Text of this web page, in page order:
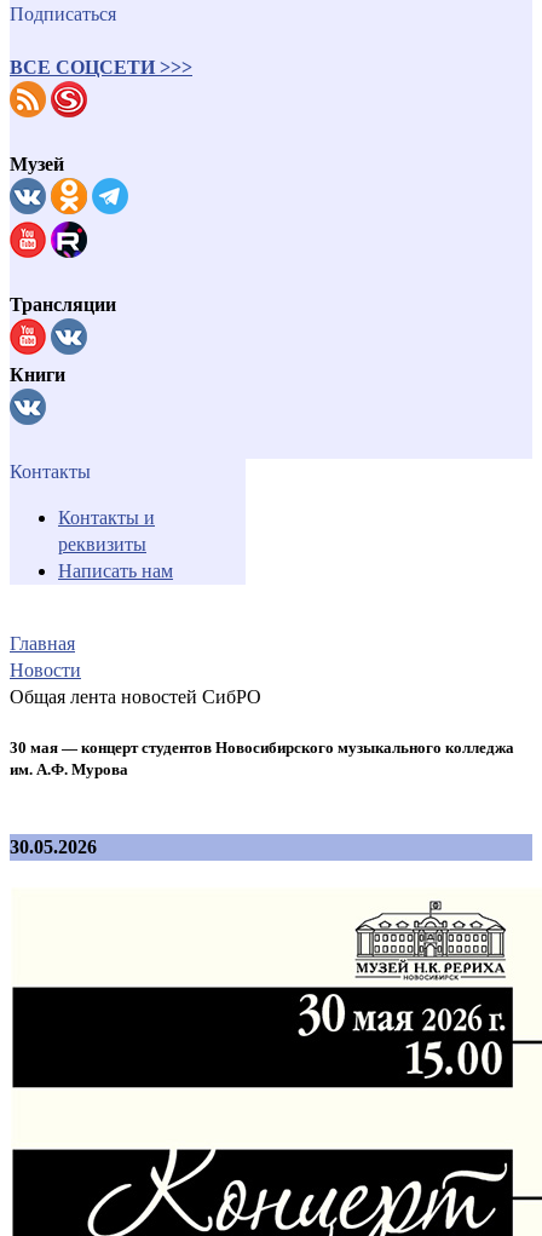
Подписаться
ВСЕ СОЦСЕТИ >>>
Музей
Трансляции
Книги
Контакты
Контакты и
реквизиты
Написать нам
Главная
Новости
Общая лента новостей СибРО
30 мая — концерт студентов Новосибирского музыкального колледжа
им. А.Ф. Мурова
30.05.2026